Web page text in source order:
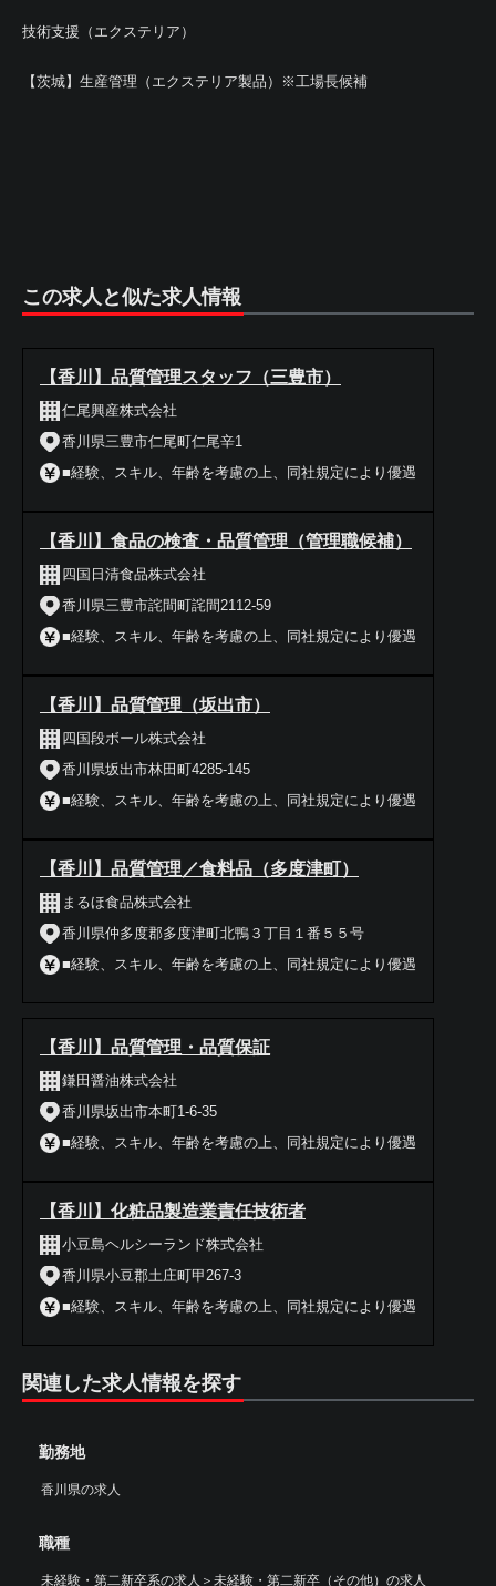
技術支援（エクステリア）
【茨城】生産管理（エクステリア製品）※工場長候補
この求人と似た求人情報
【香川】品質管理スタッフ（三豊市）
仁尾興産株式会社
香川県三豊市仁尾町仁尾辛1
■経験、スキル、年齢を考慮の上、同社規定により優遇
【香川】食品の検査・品質管理（管理職候補）
四国日清食品株式会社
香川県三豊市詫間町詫間2112-59
■経験、スキル、年齢を考慮の上、同社規定により優遇
【香川】品質管理（坂出市）
四国段ボール株式会社
香川県坂出市林田町4285-145
■経験、スキル、年齢を考慮の上、同社規定により優遇
【香川】品質管理／食料品（多度津町）
まるほ食品株式会社
香川県仲多度郡多度津町北鴨３丁目１番５５号
■経験、スキル、年齢を考慮の上、同社規定により優遇
【香川】品質管理・品質保証
鎌田醤油株式会社
香川県坂出市本町1-6-35
■経験、スキル、年齢を考慮の上、同社規定により優遇
【香川】化粧品製造業責任技術者
小豆島ヘルシーランド株式会社
香川県小豆郡土庄町甲267-3
■経験、スキル、年齢を考慮の上、同社規定により優遇
関連した求人情報を探す
勤務地
香川県の求人
職種
未経験・第二新卒系の求人 ＞ 未経験・第二新卒（その他）の求人